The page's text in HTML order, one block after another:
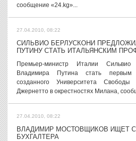
сообщение «24.kg»...
27.04.2010, 08:22
СИЛЬВИО БЕРЛУСКОНИ
ПУТИНУ СТАТЬ ИТАЛЬЯНСКИМ
Премьер-министр Италии Сильвио
Владимира Путина стать первым
созданного Университета
Джернетто в окрестностях Милана,
27.04.2010, 08:22
ВЛАДИМИР МОСТОВЩИКОВ ИЩЕТ
БУХГАЛТЕРА